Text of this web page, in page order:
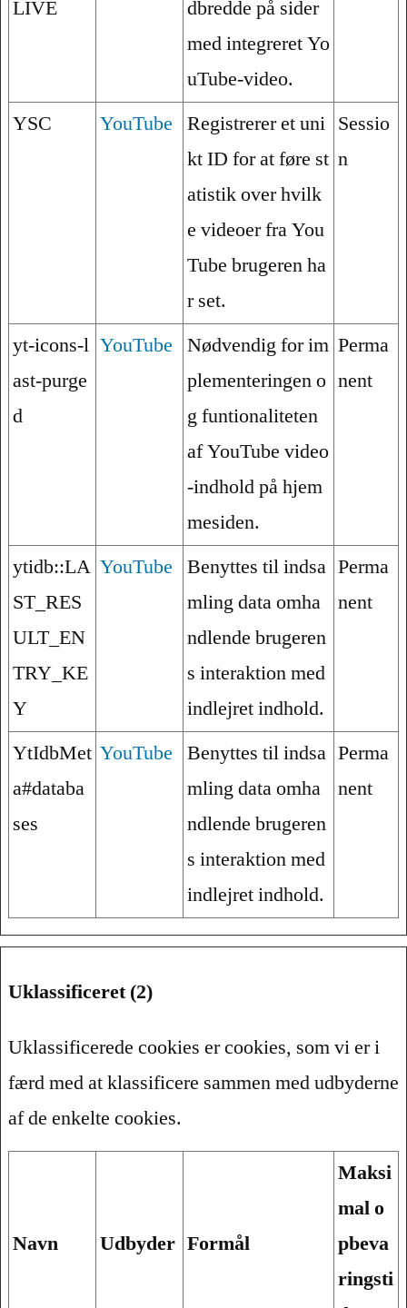
LIVE
dbredde på sider
med integreret Yo
uTube-video.
YSC YouTube
Registrerer et uni
kt ID for at føre st
atistik over hvilk
e videoer fra You
Tube brugeren ha
r set.
Sessio
n
yt-icons-l
ast-purge
d
YouTube
Nødvendig for im
plementeringen o
g funtionaliteten
af YouTube video
-indhold på hjem
mesiden.
Perma
nent
ytidb::LA
ST_RES
ULT_EN
TRY_KE
Y
YouTube
Benyttes til indsa
mling data omha
ndlende brugeren
s interaktion med
indlejret indhold.
Perma
nent
YtIdbMet
a#databa
ses
YouTube
Benyttes til indsa
mling data omha
ndlende brugeren
s interaktion med
indlejret indhold.
Perma
nent
Uklassificeret (2)
Uklassificerede cookies er cookies, som vi er i
færd med at klassificere sammen med udbyderne
af de enkelte cookies.
Navn Udbyder Formål
Maksi
mal o
pbeva
ringsti